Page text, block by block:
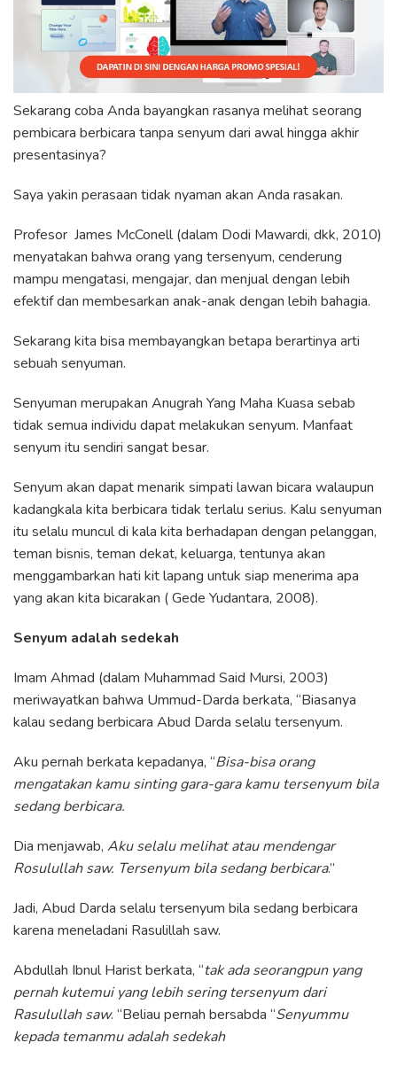
Sekarang coba Anda bayangkan rasanya melihat seorang
pembicara berbicara tanpa senyum dari awal hingga akhir
presentasinya?
Saya yakin perasaan tidak nyaman akan Anda rasakan.
Profesor James McConell (dalam Dodi Mawardi, dkk, 2010)
menyatakan bahwa orang yang tersenyum, cenderung
mampu mengatasi, mengajar, dan menjual dengan lebih
efektif dan membesarkan anak-anak dengan lebih bahagia.
Sekarang kita bisa membayangkan betapa berartinya arti
sebuah senyuman.
Senyuman merupakan Anugrah Yang Maha Kuasa sebab
tidak semua individu dapat melakukan senyum. Manfaat
senyum itu sendiri sangat besar.
Senyum akan dapat menarik simpati lawan bicara walaupun
kadangkala kita berbicara tidak terlalu serius. Kalu senyuman
itu selalu muncul di kala kita berhadapan dengan pelanggan,
teman bisnis, teman dekat, keluarga, tentunya akan
menggambarkan hati kit lapang untuk siap menerima apa
yang akan kita bicarakan ( Gede Yudantara, 2008).
Senyum adalah sedekah
Imam Ahmad (dalam Muhammad Said Mursi, 2003)
meriwayatkan bahwa Ummud-Darda berkata, “Biasanya
kalau sedang berbicara Abud Darda selalu tersenyum.
Aku pernah berkata kepadanya, “Bisa-bisa orang
mengatakan kamu sinting gara-gara kamu tersenyum bila
sedang berbicara.
Dia menjawab, Aku selalu melihat atau mendengar
Rosulullah saw. Tersenyum bila sedang berbicara.”
Jadi, Abud Darda selalu tersenyum bila sedang berbicara
karena meneladani Rasulillah saw.
Abdullah Ibnul Harist berkata, “tak ada seorangpun yang
pernah kutemui yang lebih sering tersenyum dari
Rasulullah saw. “Beliau pernah bersabda “Senyummu
kepada temanmu adalah sedekah